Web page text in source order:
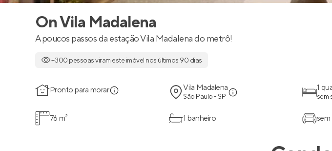
On Vila Madalena
A poucos passos da estação Vila Madalena do metrô!
+300 pessoas viram este imóvel nos últimos 90 dias
Pronto para morar Vila Madalena
São Paulo - SP
1
sem
76 m² 1 banheiro sem